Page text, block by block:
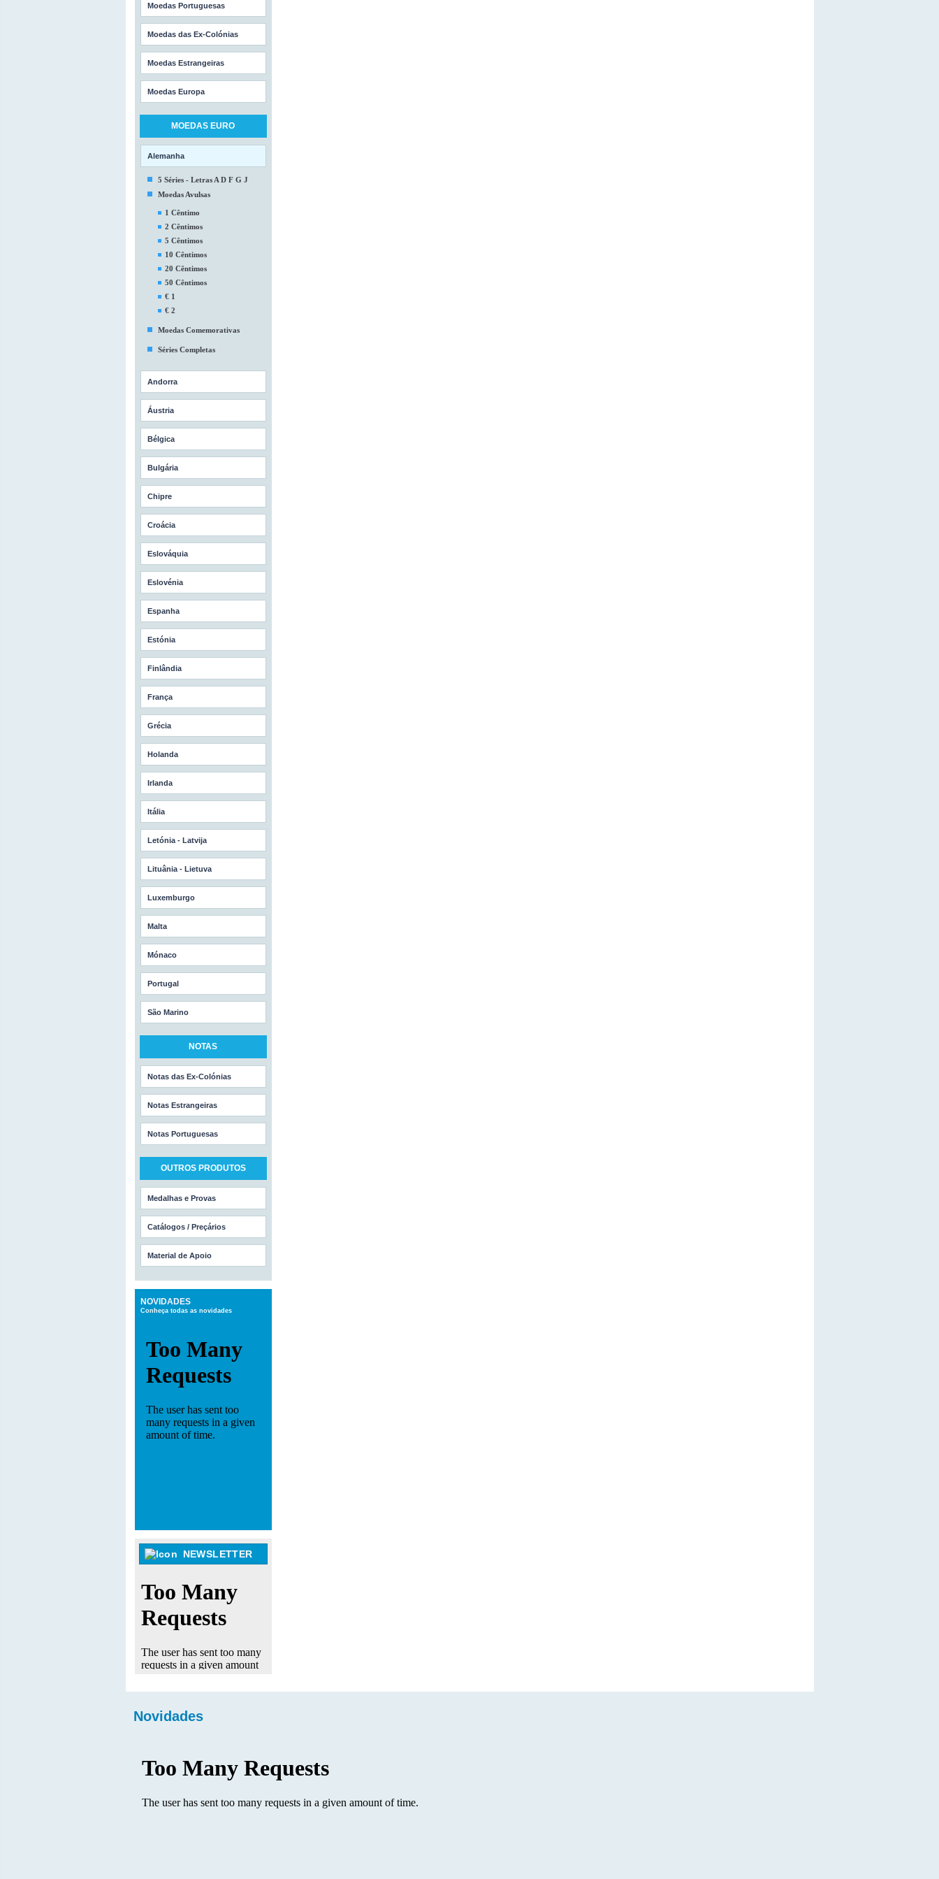
Moedas Portuguesas
Moedas das Ex-Colónias
Moedas Estrangeiras
Moedas Europa
MOEDAS EURO
Alemanha
5 Séries - Letras A D F G J
Moedas Avulsas
1 Cêntimo
2 Cêntimos
5 Cêntimos
10 Cêntimos
20 Cêntimos
50 Cêntimos
€ 1
€ 2
Moedas Comemorativas
Séries Completas
Andorra
Áustria
Bélgica
Bulgária
Chipre
Croácia
Eslováquia
Eslovénia
Espanha
Estónia
Finlândia
França
Grécia
Holanda
Irlanda
Itália
Letónia - Latvija
Lituânia - Lietuva
Luxemburgo
Malta
Mónaco
Portugal
São Marino
NOTAS
Notas das Ex-Colónias
Notas Estrangeiras
Notas Portuguesas
OUTROS PRODUTOS
Medalhas e Provas
Catálogos / Preçários
Material de Apoio
NOVIDADES
Conheça todas as novidades
NEWSLETTER
Novidades